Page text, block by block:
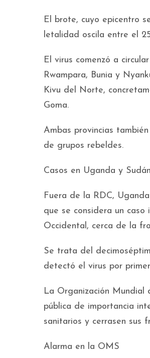
El brote, cuyo epicentro
letalidad oscila entre el
El virus comenzó a
Rwampara, Bunia y
Kivu del Norte,
Goma.
Ambas provincias
de grupos rebeldes.
Casos en Uganda y
Fuera de la RDC,
que se considera un
Occidental, cerca de la
Se trata del
detectó el virus por
La Organización
pública de importancia
sanitarios y cerrasen sus
Alarma en la OMS